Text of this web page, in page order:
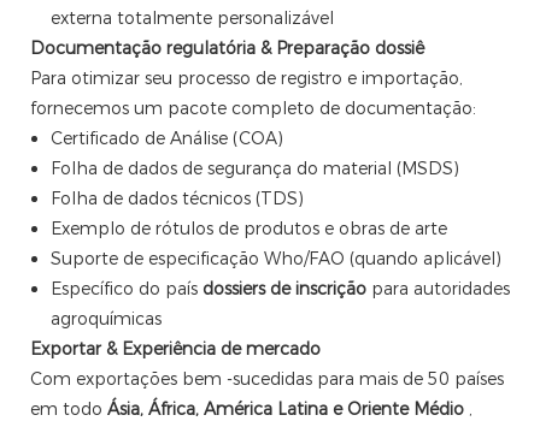
externa totalmente personalizável
Documentação regulatória & Preparação dossiê
Para otimizar seu processo de registro e importação,
fornecemos um pacote completo de documentação:
Certificado de Análise (COA)
Folha de dados de segurança do material (MSDS)
Folha de dados técnicos (TDS)
Exemplo de rótulos de produtos e obras de arte
Suporte de especificação Who/FAO (quando aplicável)
Específico do país dossiers de inscrição para autoridades
agroquímicas
Exportar & Experiência de mercado
Com exportações bem -sucedidas para mais de 50 países
em todo Ásia, África, América Latina e Oriente Médio ,